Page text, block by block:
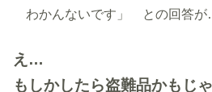
わかんないです」 との回答
え…
もしかしたら盗難品かもじ